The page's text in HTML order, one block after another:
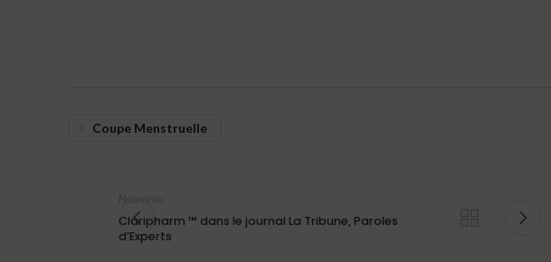
Coupe Menstruelle
Nouveau
Claripharm ™ dans le journal La Tribune, Paroles
d’Experts